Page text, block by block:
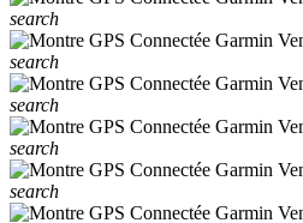
search
search
search
search
search